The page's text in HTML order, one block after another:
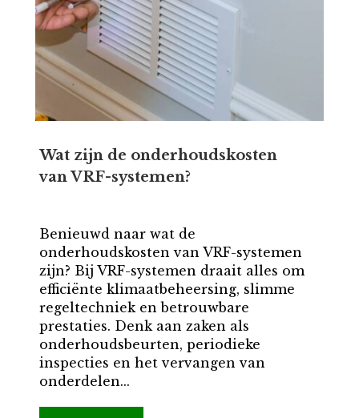
Wat zijn de onderhoudskosten
van VRF-systemen?
Benieuwd naar wat de
onderhoudskosten van VRF-systemen
zijn? Bij VRF-systemen draait alles om
efficiënte klimaatbeheersing, slimme
regeltechniek en betrouwbare
prestaties. Denk aan zaken als
onderhoudsbeurten, periodieke
inspecties en het vervangen van
onderdelen...